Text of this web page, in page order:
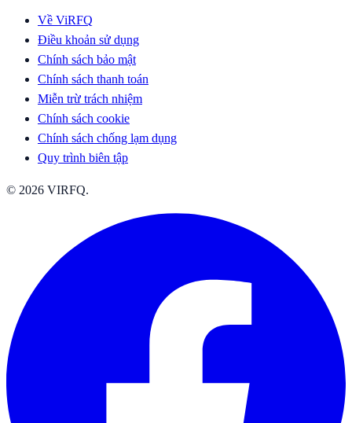
Về ViRFQ
Điều khoản sử dụng
Chính sách bảo mật
Chính sách thanh toán
Miễn trừ trách nhiệm
Chính sách cookie
Chính sách chống lạm dụng
Quy trình biên tập
© 2026 VIRFQ.